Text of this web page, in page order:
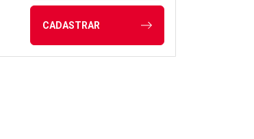
CADASTRAR